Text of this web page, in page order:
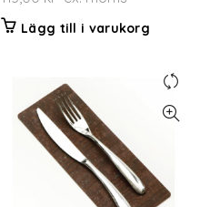
Lägg till i varukorg